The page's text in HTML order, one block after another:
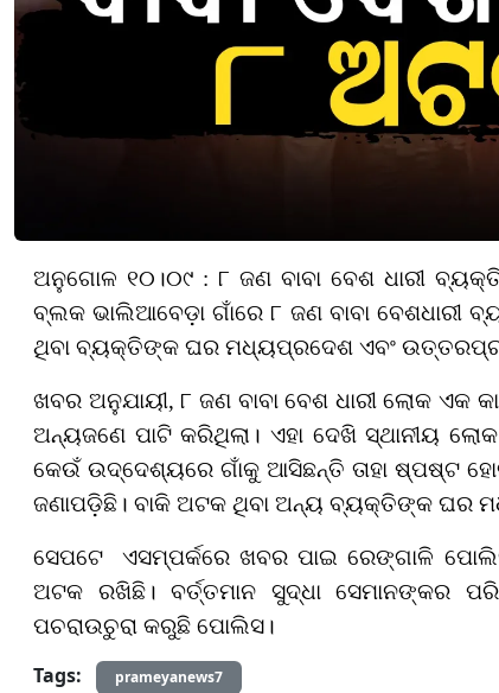
ଅନୁଗୋଳ ୧୦।୦୯ : ୮ ଜଣ ବାବା ବେଶ ଧାରୀ
ବ୍ଲକ ଭାଲିଆବେଡ଼ା ଗାଁରେ ୮ ଜଣ ବାବା ବେଶଧାରୀ
ଥିବା ବ୍ୟକ୍ତିଙ୍କ ଘର ମଧ୍ୟପ୍ରଦେଶ ଏବଂ
ଖବର ଅନୁଯାୟୀ, ୮ ଜଣ ବାବା ବେଶ ଧାରୀ ଲୋକ ଏକ
ଅନ୍ୟଜଣେ ପାଟି କରିଥିଲା। ଏହା ଦେଖି ସ୍ଥାନୀୟ
କେଉଁ ଉଦ୍ଦେଶ୍ୟରେଗାଁକୁ ଆସିଛନ୍ତି ତାହା ଷ୍ପଷ୍ଟ
ଜଣାପଡ଼ିଛି। ବାକି ଅଟକ ଥିବା ଅନ୍ୟ ବ୍ୟକ୍ତିଙ୍କ ଘର
ସେପଟେ ଏସମ୍ପର୍କରେ ଖବର ପାଇ ରେଙ୍ଗାଳି ପୋ
ଅଟକ ରଖିଛି।ବର୍ତ୍ତମାନ ସୁଦ୍ଧାସେମାନଙ୍କର
ପଚରାଉଚୁରା କରୁଛି ପୋଲିସ।
Tags: prameyanews7